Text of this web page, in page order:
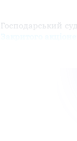
Господарський